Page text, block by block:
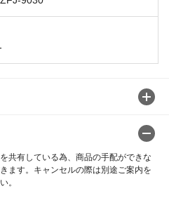
共有している為、商品の手配ができな
ます。キャンセルの際は別途ご案内を
。